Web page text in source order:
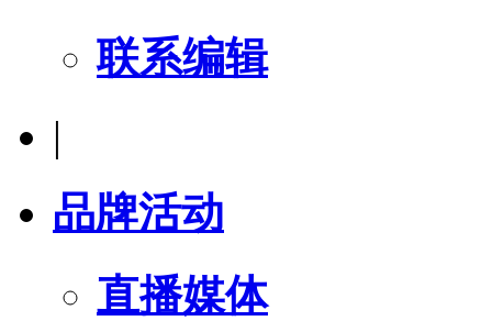
联系编辑
|
品牌活动
直播媒体